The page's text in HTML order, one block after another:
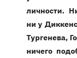
личности.
ни у
Тургенева,
ничего